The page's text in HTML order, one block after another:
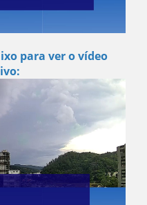
para ver o vídeo